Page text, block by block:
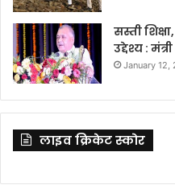
सस्ती
उद्देश्य :
January 12,
लाइव क्रिकेट स्कोर